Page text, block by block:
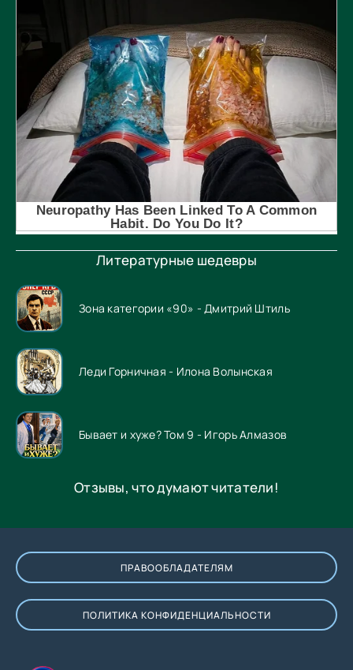
Литературные шедевры
Зона категории «90» - Дмитрий Штиль
Леди Горничная - Илона Волынская
Бывает и хуже? Том 9 - Игорь Алмазов
Отзывы, что думают читатели!
ПРАВООБЛАДАТЕЛЯМ
ПОЛИТИКА КОНФИДЕНЦИАЛЬНОСТИ